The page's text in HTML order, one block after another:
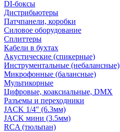
DI-боксы
Дистрибьютеры
Патчпанели, коробки
Силовое оборудование
Сплиттеры
Кабели в бухтах
Акустические (спикерные)
Инструментальные (небалансные)
Микрофонные (балансные)
Мультикорные
Цифровые, коаксиальные, DMX
Разъемы и переходники
JACK 1/4" (6.3мм)
JACK мини (3.5мм)
RCA (тюльпан)